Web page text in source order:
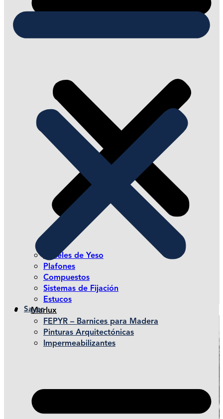
Paneles de Yeso
Plafones
Compuestos
Sistemas de Fijación
Estucos
Marlux
FEPYR – Barnices para Madera
Pinturas Arquitectónicas
Impermeabilizantes
Sayer